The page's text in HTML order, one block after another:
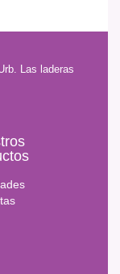
Las laderas